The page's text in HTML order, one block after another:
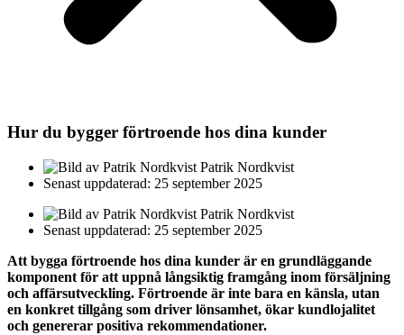
Hur du bygger förtroende hos dina kunder
Patrik Nordkvist
Senast uppdaterad: 25 september 2025
Patrik Nordkvist
Senast uppdaterad: 25 september 2025
Att bygga förtroende hos dina kunder är en grundläggande
komponent för att uppnå långsiktig framgång inom försäljning
och affärsutveckling. Förtroende är inte bara en känsla, utan
en konkret tillgång som driver lönsamhet, ökar kundlojalitet
och genererar positiva rekommendationer.